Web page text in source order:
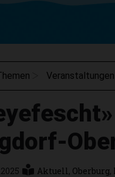
Veranstaltungen
Aktuell, Oberburg,